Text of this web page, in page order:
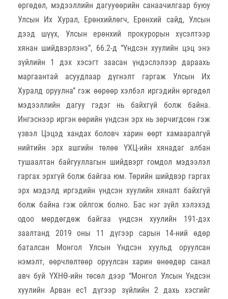
өргөдөл, мэдээллийн дагууөөрийн санаачилгаар буюу
Улсын Их Хурал, Ерөнхийлөгч, Ерөнхий сайд, Улсын
дээд шүүх, Улсын ерөнхий прокурорын хүсэлтээр
хянан шийдвэрлэнэ”, 66.2-д “Үндсэн хуулийн цэц энэ
зүйлийн 1 дэх хэсэгт заасан үндэслэлээр дараахь
маргаантай асуудлаар дүгнэлт гаргаж Улсын Их
Хуралд оруулна” гэж өөрөөр хэлбэл иргэдийн өргөдөл
мэдээллийн дагуу гэдэг нь байхгүй болж байна.
Ингэснээр иргэн өөрийн үндсэн эрх нь зөрчигдсөн гэж
үзвэл Цэцэд хандах боловч харин өөрт хамааралгүй
нийтийн эрх ашгийн төлөө ҮХЦ-ийн хянадаг албан
тушаалтан байгууллагын шийдвэрт гомдол мэдээлэл
гаргах эрхгүй болж байгаа юм. Төрийн шийдвэр гаргах
эрх мэдэлд иргэдийн үндсэн хуулийн хяналт байхгүй
болж байна гэж ойлгож болно. Бас нэг зүйл хэлэхэд
одоо мөрдөгдөж байгаа үндсэн хуулийн 191-дэх
заалтанд 2019 оны 11 дүгээр сарын 14-ний өдөр
баталсан Монгол Улсын Үндсэн хуульд оруулсан
нэмэлт, өөрчлөлтөөр оруулсан харин өнөөдөр санал
авч буй ҮХНӨ-ийн төсөл дээр “Монгол Улсын Үндсэн
хуулийн Арван ес1 дүгээр зүйлийн 2 дахь хэсгийг